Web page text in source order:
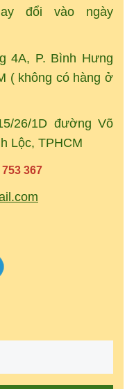
đổi vào ngày
4A, P. Bình Hưng
( không có hàng ở
26/1D đường Võ
Lộc, TPHCM
367